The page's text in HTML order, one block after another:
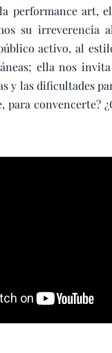
performance art,
su irreverencia
activo, al
ella nos
y las dificultades
para convencerte?